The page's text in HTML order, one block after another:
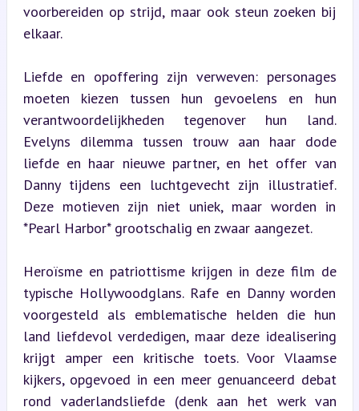
voorbereiden op strijd, maar ook steun zoeken bij
elkaar.
Liefde en opoffering zijn verweven: personages
moeten kiezen tussen hun gevoelens en hun
verantwoordelijkheden tegenover hun land.
Evelyns dilemma tussen trouw aan haar dode
liefde en haar nieuwe partner, en het offer van
Danny tijdens een luchtgevecht zijn illustratief.
Deze motieven zijn niet uniek, maar worden in
*Pearl Harbor* grootschalig en zwaar aangezet.
Heroïsme en patriottisme krijgen in deze film de
typische Hollywoodglans. Rafe en Danny worden
voorgesteld als emblematische helden die hun
land liefdevol verdedigen, maar deze idealisering
krijgt amper een kritische toets. Voor Vlaamse
kijkers, opgevoed in een meer genuanceerd debat
rond vaderlandsliefde (denk aan het werk van